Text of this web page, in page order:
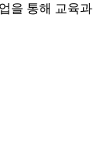
을 통해 교육과